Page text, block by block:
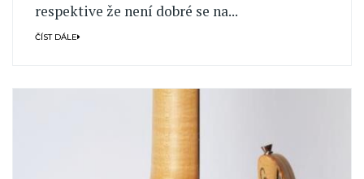
respektive že není dobré se na...
ČÍST DÁLE